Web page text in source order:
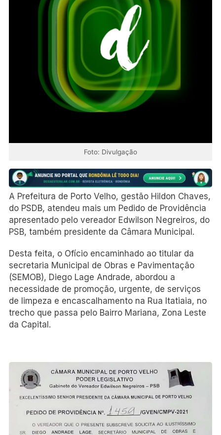
Foto: Divulgação
A Prefeitura de Porto Velho, gestão Hildon Chaves,
do PSDB, atendeu mais um Pedido de Providência
apresentado pelo vereador Edwilson Negreiros, do
PSB, também presidente da Câmara Municipal.
Desta feita, o Ofício encaminhado ao titular da
secretaria Municipal de Obras e Pavimentação
(SEMOB), Diego Lage Andrade, abordou a
necessidade de promoção, urgente, de serviços
de limpeza e encascalhamento na Rua Itatiaia, no
trecho que passa pelo Bairro Mariana, Zona Leste
da Capital.